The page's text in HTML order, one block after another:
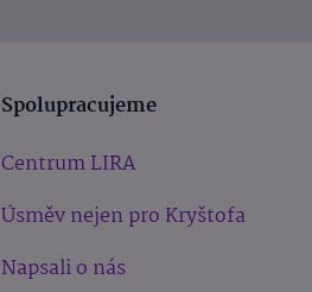
Spolupracujeme
Centrum LIRA
Úsměv nejen pro Kryštofa
Napsali o nás